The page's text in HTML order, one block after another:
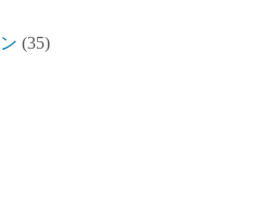
(35)